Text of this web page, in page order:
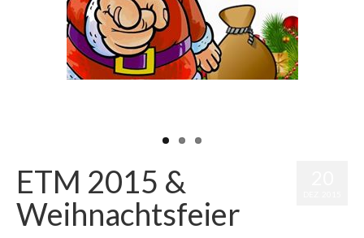
ETM 2015 &
Weihnachtsfeier